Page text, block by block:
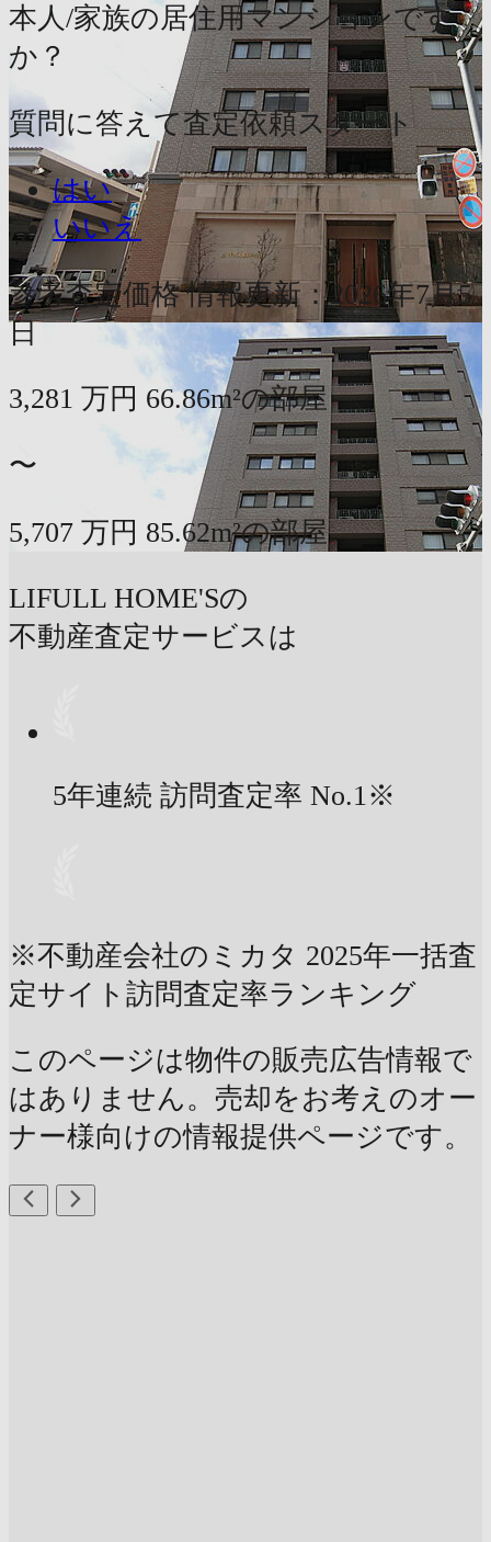
本人/家族の居住用マンションです
か？
質問に答えて査定依頼スタート
はい
いいえ
参考査定価格 情報更新：2026年7月5
日
3,281 万円 66.86m²の部屋
〜
5,707 万円 85.62m²の部屋
LIFULL HOME'Sの
不動産査定サービスは
5年連続 訪問査定率 No.1※
※不動産会社のミカタ 2025年一括査
定サイト訪問査定率ランキング
このページは物件の販売広告情報で
はありません。売却をお考えのオー
ナー様向けの情報提供ページです。